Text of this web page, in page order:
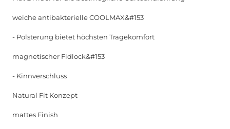
weiche antibakterielle COOLMAX&#153
- Polsterung bietet höchsten Tragekomfort
magnetischer Fidlock&#153
- Kinnverschluss
Natural Fit Konzept
mattes Finish